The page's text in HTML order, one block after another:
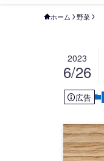
ホーム 野菜
2023
6/26
広告